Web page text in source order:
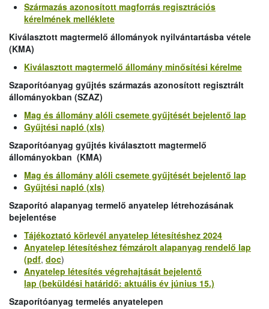
Származás azonosított magforrás regisztrációs
kérelmének melléklete
Kiválasztott magtermelő állományok nyilvántartásba vétele
(KMA)
Kiválasztott magtermelő állomány minősítési kérelme
Szaporítóanyag gyűjtés származás azonosított regisztrált
állományokban (SZAZ)
Mag és állomány alóli csemete gyűjtését bejelentő lap
Gyűjtési napló (xls)
Szaporítóanyag gyűjtés kiválasztott magtermelő
állományokban (KMA)
Mag és állomány alóli csemete gyűjtését bejelentő lap
Gyűjtési napló (xls)
Szaporító alapanyag termelő anyatelep létrehozásának
bejelentése
Tájékoztató körlevél anyatelep létesítéshez 2024
Anyatelep létesítéshez fémzárolt alapanyag rendelő lap
(pdf, doc)
Anyatelep létesítés végrehajtását bejelentő
lap (beküldési határidő: aktuális év június 15.)
Szaporítóanyag termelés anyatelepen